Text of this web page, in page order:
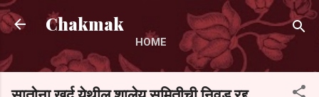
Skip to main content
Chakmak
HOME